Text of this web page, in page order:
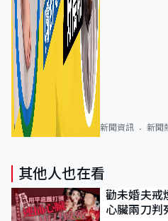
新聞資訊 新聞
其他人也在看
勸未婚夫
心臟兩刀